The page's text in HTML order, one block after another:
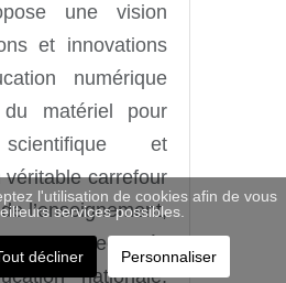
une vision
et innovations
numérique
matériel pour
scientifique et
véritable carrefour
l’enseignement,
collectivités
nationale,
l'utilisation de cookies afin de vous
services possibles.
décliner Personnaliser